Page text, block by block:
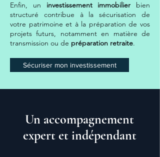
Enfin, un investissement immobilier bien
structuré contribue à la sécurisation de
votre patrimoine et à la préparation de vos
projets futurs, notamment en matière de
transmission ou de préparation retraite.
Sécuriser mon investissement
Un accompagnement
expert et indépendant